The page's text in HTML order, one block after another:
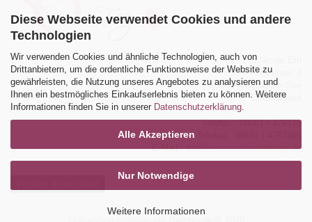
Diese Webseite verwendet Cookies und andere
Technologien
Wir verwenden Cookies und ähnliche Technologien, auch von
Drittanbietern, um die ordentliche Funktionsweise der Website zu
gewährleisten, die Nutzung unseres Angebotes zu analysieren und
Ihnen ein bestmögliches Einkaufserlebnis bieten zu können. Weitere
Informationen finden Sie in unserer Datenschutzerklärung
Alle Akzeptieren
Nur Notwendige
Weitere Informationen
Martinstr. 2
83329 Waging am See
Deutschland
Telefon: 08681 / 479170
E-Mail:info@unserschoenstertag.de